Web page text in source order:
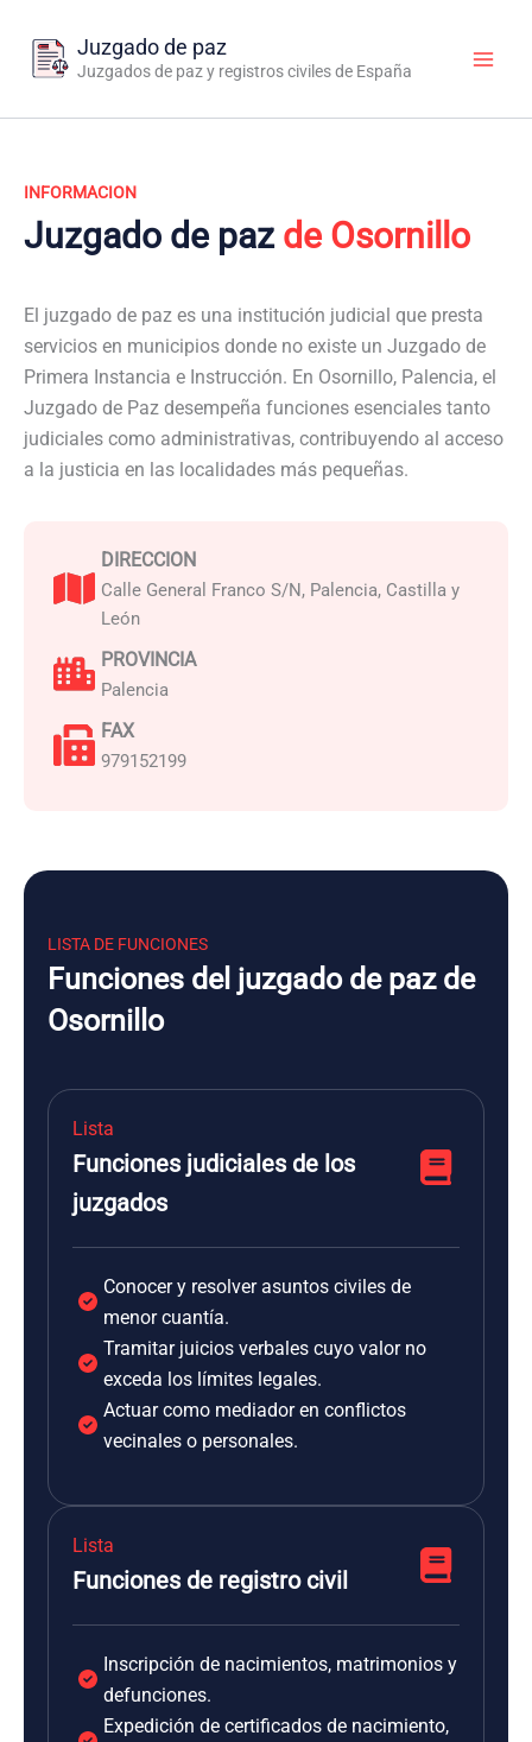
contenido
Juzgado de paz
Juzgados de paz y registros civiles de España
INFORMACION
Juzgado de paz de Osornillo
El juzgado de paz es una institución judicial que presta
servicios en municipios donde no existe un Juzgado de
Primera Instancia e Instrucción. En Osornillo, Palencia, el
Juzgado de Paz desempeña funciones esenciales tanto
judiciales como administrativas, contribuyendo al acceso
a la justicia en las localidades más pequeñas.
DIRECCION
Calle General Franco S/N, Palencia, Castilla y
León
PROVINCIA
Palencia
FAX
979152199
LISTA DE FUNCIONES
Funciones del juzgado de paz de
Osornillo
Lista
Funciones judiciales de los
juzgados
Conocer y resolver asuntos civiles de
menor cuantía.
Tramitar juicios verbales cuyo valor no
exceda los límites legales.
Actuar como mediador en conflictos
vecinales o personales.
Lista
Funciones de registro civil
Inscripción de nacimientos, matrimonios y
defunciones.
Expedición de certificados de nacimiento,